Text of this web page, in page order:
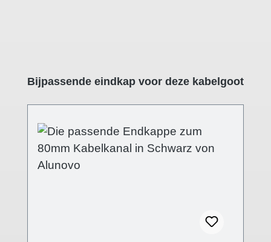
Productgalerij overslaan
Bijpassende eindkap voor deze kabelgoot